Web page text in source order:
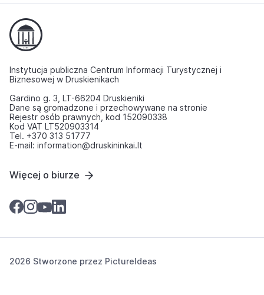
Instytucja publiczna Centrum Informacji Turystycznej i
Biznesowej w Druskienikach
Gardino g. 3, LT-66204 Druskieniki
Dane są gromadzone i przechowywane na stronie
Rejestr osób prawnych, kod 152090338
Kod VAT LT520903314
Tel. +370 313 51777
E-mail: information@druskininkai.lt
Więcej o biurze
2026 Stworzone przez PictureIdeas